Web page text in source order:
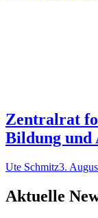
Zentralrat
Bildung und
Ute Schmitz3.
Aktuelle